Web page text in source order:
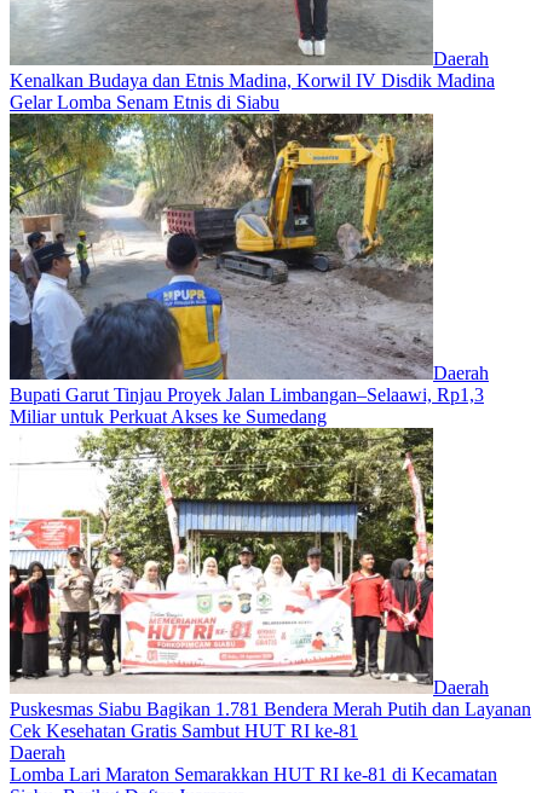
Daerah
Kenalkan Budaya dan Etnis Madina, Korwil IV Disdik Madina
Gelar Lomba Senam Etnis di Siabu
Daerah
Bupati Garut Tinjau Proyek Jalan Limbangan–Selaawi, Rp1,3
Miliar untuk Perkuat Akses ke Sumedang
Daerah
Puskesmas Siabu Bagikan 1.781 Bendera Merah Putih dan Layanan
Cek Kesehatan Gratis Sambut HUT RI ke-81
Daerah
Lomba Lari Maraton Semarakkan HUT RI ke-81 di Kecamatan